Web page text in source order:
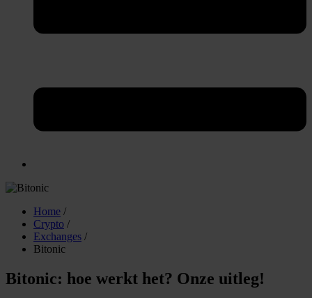
Home /
Crypto /
Exchanges /
Bitonic
Bitonic: hoe werkt het? Onze uitleg!